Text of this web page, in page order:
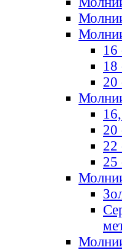
20
20
22
25